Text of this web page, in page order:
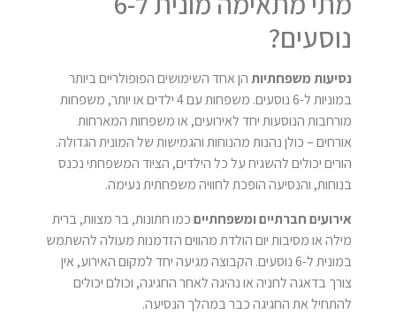
נוסעים?
נסיעות משפחתיותהן אחד השימושים הפופולריים ביותר
במוניות ל-6 נוסעים. משפחות עם 4 ילדים או יותר, משפחות
מורחבות הנוסעות יחד לאירועים, או משפחות המארחות
אורחים – כולן נהנות מהנוחות והגמישות של המונית הגדולה.
הורים יכולים להשגיח על כל הילדים, הציוד המשפחתי נכנס
בנוחות, והנסיעה הופכת לחוויה משפחתית נעימה.
אירועים חברתיים ומשפחתייםכמו חתונות, בר מצוות, ברית
מילה או מסיבות יום הולדת מהווים הזדמנות מעולה להשתמש
במונית ל-6 נוסעים. הקבוצה מגיעה יחד למקום האירוע, אין
צורך בדאגה לחניה או נהיגה לאחר החגיגה, וכולם יכולים
להתחיל את החגיגה כבר במהלך הנסיעה.